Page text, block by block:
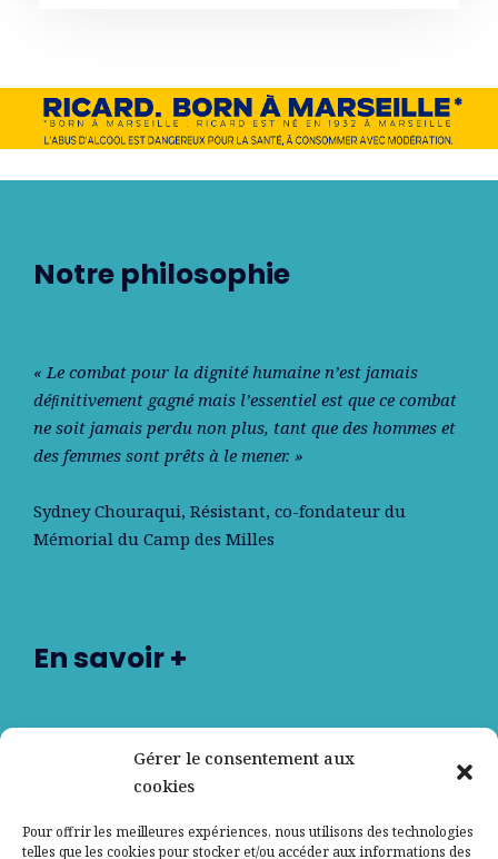
Gérer le consentement aux
cookies
Pour offrir les meilleures expériences, nous utilisons des technologies
telles que les cookies pour stocker et/ou accéder aux informations des
Notre philosophie
« Le combat pour la dignité humaine n’est jamais
déﬁnitivement gagné mais l’essentiel est que ce combat
ne soit jamais perdu non plus, tant que des hommes et
des femmes sont prêts à le mener. »
Sydney Chouraqui, Résistant, co-fondateur du
Mémorial du Camp des Milles
En savoir +
Nos partenaires